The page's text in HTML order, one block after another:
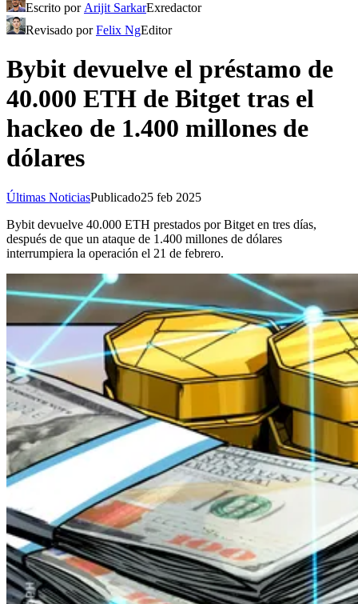
Escrito por Arijit SarkarExredactor
Revisado porFelix NgEditor
Bybit devuelve el préstamo de
40.000 ETH de Bitget tras el
hackeo de 1.400 millones de
dólares
Últimas NoticiasPublicado25 feb 2025
Bybit devuelve 40.000 ETH prestados por Bitget en tres días,
después de que un ataque de 1.400 millones de dólares
interrumpiera la operación el 21 de febrero.